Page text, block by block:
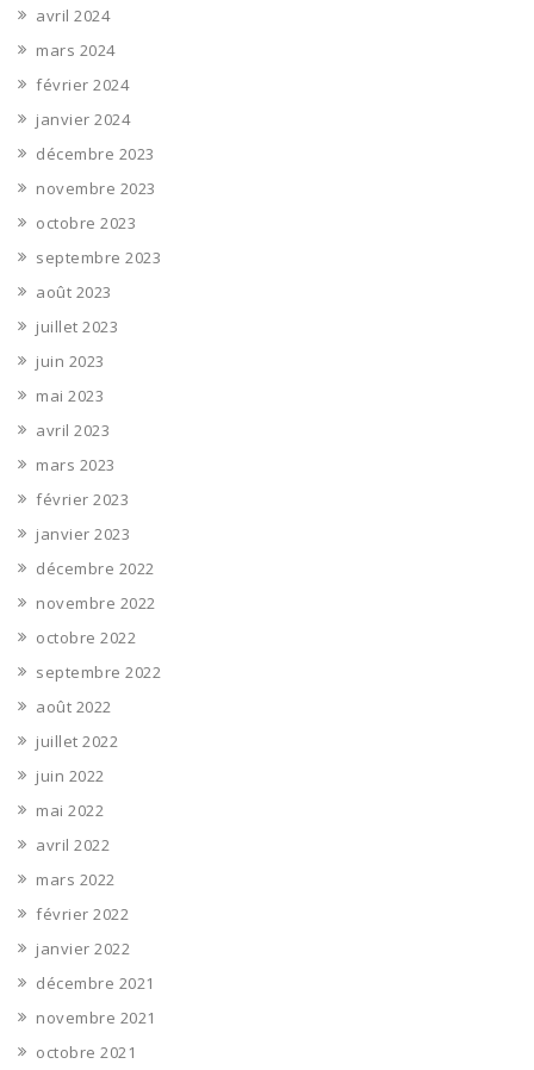
avril 2024
mars 2024
février 2024
janvier 2024
décembre 2023
novembre 2023
octobre 2023
septembre 2023
août 2023
juillet 2023
juin 2023
mai 2023
avril 2023
mars 2023
février 2023
janvier 2023
décembre 2022
novembre 2022
octobre 2022
septembre 2022
août 2022
juillet 2022
juin 2022
mai 2022
avril 2022
mars 2022
février 2022
janvier 2022
décembre 2021
novembre 2021
octobre 2021